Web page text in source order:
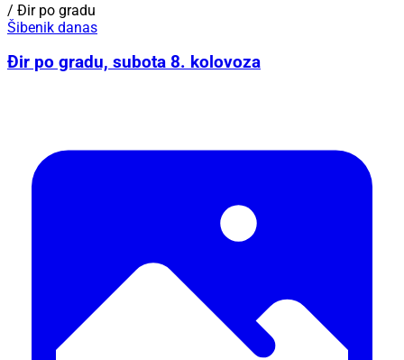
/ Đir po gradu
Šibenik danas
Đir po gradu, subota 8. kolovoza